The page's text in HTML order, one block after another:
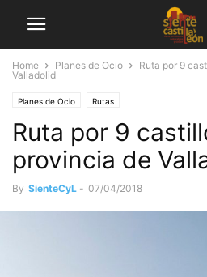
Home Planes de Ocio
Ruta por 9
Valladolid
Planes de Ocio Rutas
Ruta por 9
provincia de
By SienteCyL - 07/04/2018